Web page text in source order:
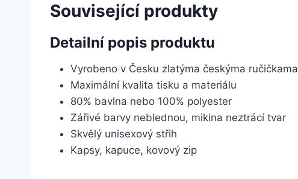
Související produkty
Detailní popis produktu
Vyrobeno v Česku zlatýma českýma ručičkama
Maximální kvalita tisku a materiálu
80% bavlna nebo 100% polyester
Zářivé barvy neblednou, mikina neztrácí tvar
Skvělý unisexový střih
Kapsy, kapuce, kovový zip